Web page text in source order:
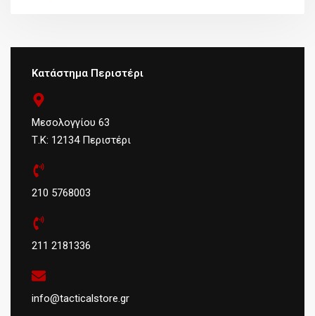
Κατάστημα Περιστέρι
Μεσολογγίου 63
Τ.Κ: 12134 Περιστέρι
210 5768003
211 2181336
info@tacticalstore.gr